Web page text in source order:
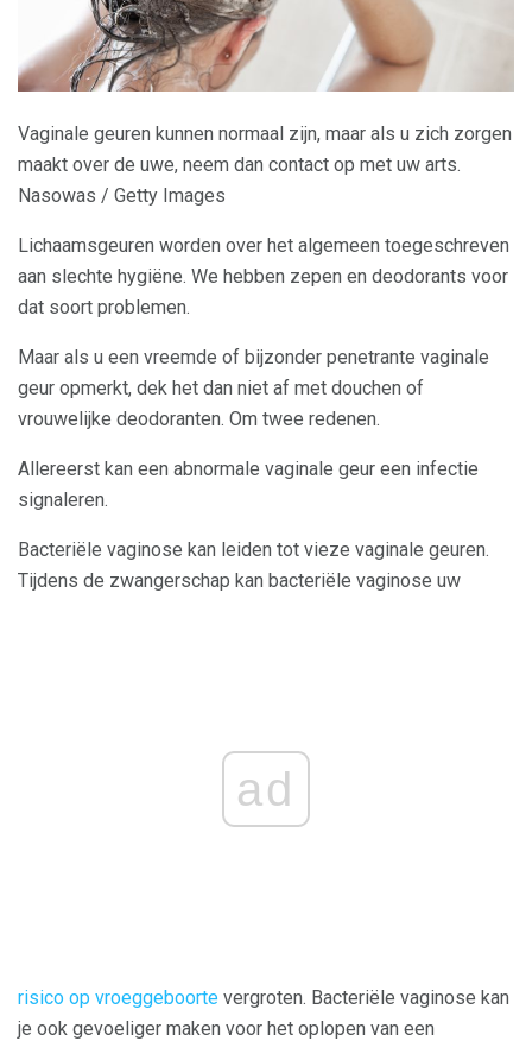
Vaginale geuren kunnen normaal zijn, maar als u zich zorgen
maakt over de uwe, neem dan contact op met uw arts.
Nasowas / Getty Images
Lichaamsgeuren worden over het algemeen toegeschreven
aan slechte hygiëne. We hebben zepen en deodorants voor
dat soort problemen.
Maar als u een vreemde of bijzonder penetrante vaginale
geur opmerkt, dek het dan niet af met douchen of
vrouwelijke deodoranten. Om twee redenen.
Allereerst kan een abnormale vaginale geur een infectie
signaleren.
Bacteriële vaginose kan leiden tot vieze vaginale geuren.
Tijdens de zwangerschap kan bacteriële vaginose uw
ad
risico op vroeggeboorte vergroten. Bacteriële vaginose kan
je ook gevoeliger maken voor het oplopen van een